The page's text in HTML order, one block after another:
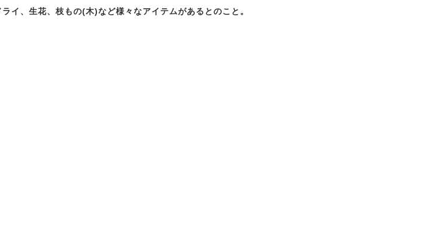
イ、生花、枝もの(木)など様々なアイテムがあるとのこと。